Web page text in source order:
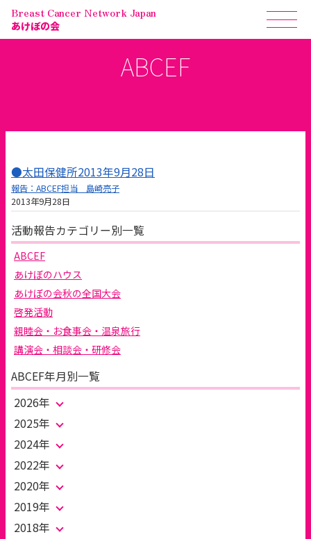
Breast Cancer Network Japan
あけぼの会
ABCEF
●太田保健所2013年9月28日
報告：ABCEF担当 島崎亮子
2013年9月28日
活動報告カテゴリー別一覧
ABCEF
あけぼのハウス
あけぼの会秋の全国大会
啓発活動
親睦会・お食事会・温泉旅行
講演会・相談会・研修会
ABCEF年月別一覧
2026年
2025年
2024年
2022年
2020年
2019年
2018年